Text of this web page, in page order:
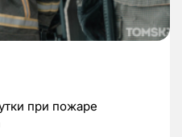
при пожаре